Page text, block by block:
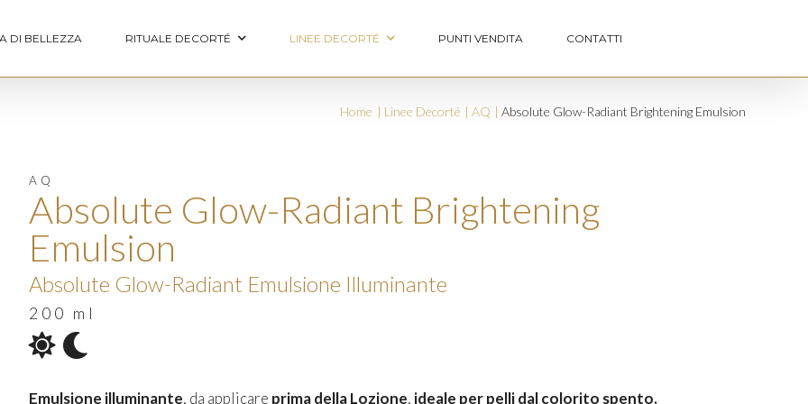
DI BELLEZZA RITUALE DECORTÉ LINEE DECORTÉ PUNTI VENDITA CONTATTI
Home Linee Decorté AQ Absolute Glow-Radiant Brightening Emulsion
AQ
Absolute Glow-Radiant Brightening
Emulsion
Absolute Glow-Radiant Emulsione Illuminante
200 ml
Emulsione illuminante, da applicare prima della Lozione, ideale per pelli dal colorito spento.